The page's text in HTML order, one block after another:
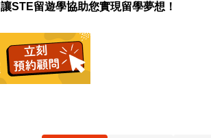
讓STE留遊學協助您實現留學夢想！